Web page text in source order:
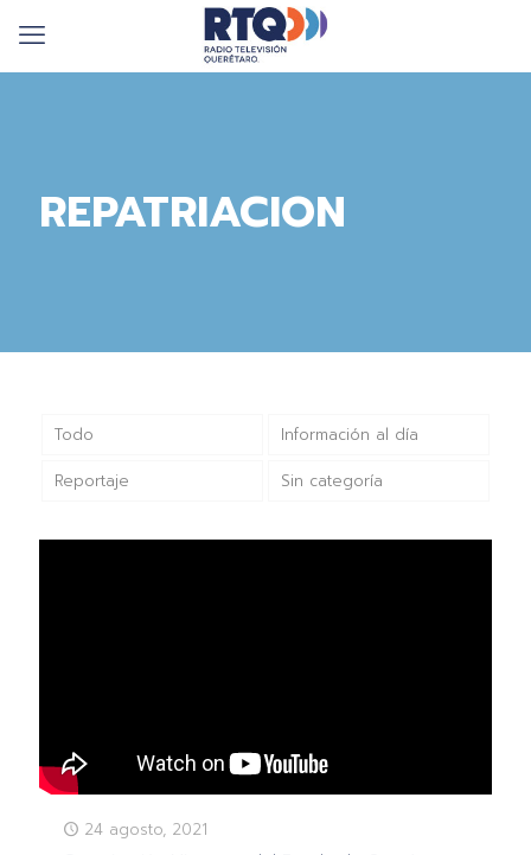
REPATRIACION
Todo Información al día
Reportaje Sin categoría
24 agosto, 2021